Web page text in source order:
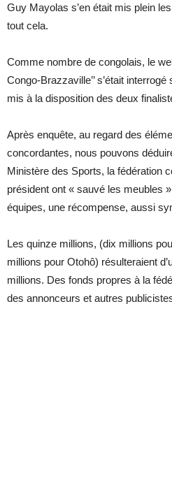
Guy Mayolas s’en était mis plein
tout cela.
Comme nombre de congolais, le
Congo-Brazzaville’’ s’était
mis à la disposition des deux
Après enquête, au regard des
concordantes, nous pouvons
Ministère des Sports, la fédération
président ont « sauvé les meubles
équipes, une récompense, aussi
Les quinze millions, (dix millions
millions pour Otohô) résulteraient
millions. Des fonds propres à la
des annonceurs et autres